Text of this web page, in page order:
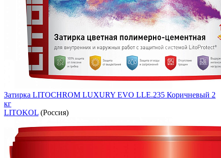
Затирка LITOCHROM LUXURY EVO LLE.235 Коричневый 2
кг
LITOKOL (Россия)